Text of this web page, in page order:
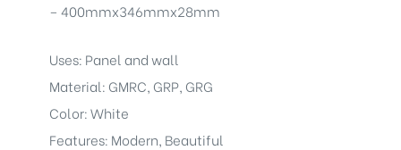
– 400mmx346mmx28mm
Uses: Panel and wall
Material: GMRC, GRP, GRG
Color: White
Features: Modern, Beautiful